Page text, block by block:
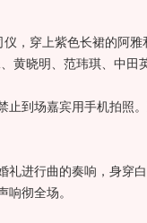
，穿上紫色长裙的阿雅
黄晓明、范玮琪、中田
到场嘉宾用手机拍照
进行曲的奏响，身穿
彻全场。